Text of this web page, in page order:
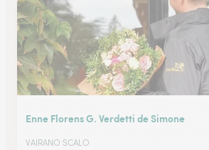
Enne Florens G. Verdetti de Simone
VAIRANO SCALO